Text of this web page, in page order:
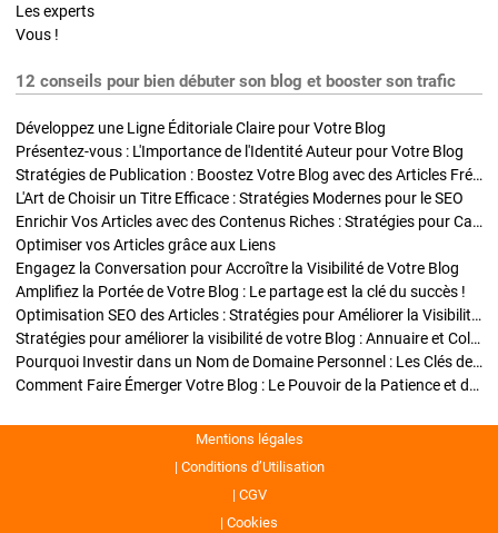
Les experts
Vous !
12 conseils pour bien débuter son blog et booster son trafic
Développez une Ligne Éditoriale Claire pour Votre Blog
Présentez-vous : L'Importance de l'Identité Auteur pour Votre Blog
Stratégies de Publication : Boostez Votre Blog avec des Articles Fréquents et Exclusifs
L'Art de Choisir un Titre Efficace : Stratégies Modernes pour le SEO
Enrichir Vos Articles avec des Contenus Riches : Stratégies pour Captiver et Optimiser
Optimiser vos Articles grâce aux Liens
Engagez la Conversation pour Accroître la Visibilité de Votre Blog
Amplifiez la Portée de Votre Blog : Le partage est la clé du succès !
Optimisation SEO des Articles : Stratégies pour Améliorer la Visibilité de Votre Blog
Stratégies pour améliorer la visibilité de votre Blog : Annuaire et Collaborations
Pourquoi Investir dans un Nom de Domaine Personnel : Les Clés de la Réussite de Votre Blog
Comment Faire Émerger Votre Blog : Le Pouvoir de la Patience et de la Persévérance
Mentions légales
Conditions d’Utilisation
CGV
Cookies